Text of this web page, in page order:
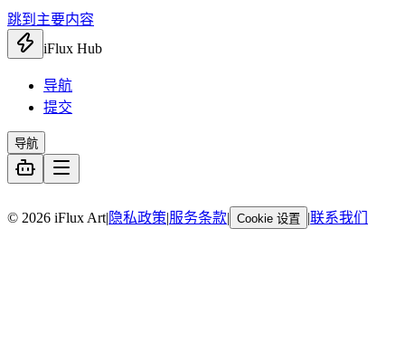
跳到主要内容
iFlux Hub
导航
提交
导航
© 2026 iFlux Art| 隐私政策|服务条款| Cookie 设置 |联系我们